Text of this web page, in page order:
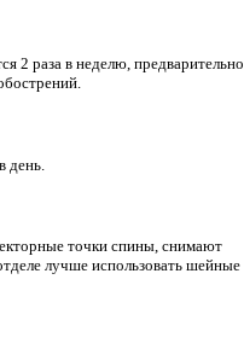
2 раза в неделю, предварительно
день.
точки спины, снимают
лучше использовать шейные